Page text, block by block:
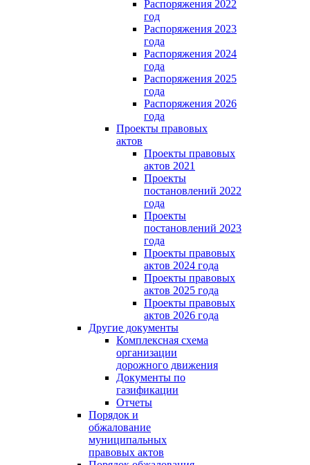
Распоряжения 2022
год
Распоряжения 2023
года
Распоряжения 2024
года
Распоряжения 2025
года
Распоряжения 2026
года
Проекты правовых
актов
Проекты правовых
актов 2021
Проекты
постановлений 2022
года
Проекты
постановлений 2023
года
Проекты правовых
актов 2024 года
Проекты правовых
актов 2025 года
Проекты правовых
актов 2026 года
Другие документы
Комплексная схема
организации
дорожного движения
Документы по
газификации
Отчеты
Порядок и
обжалование
муниципальных
правовых актов